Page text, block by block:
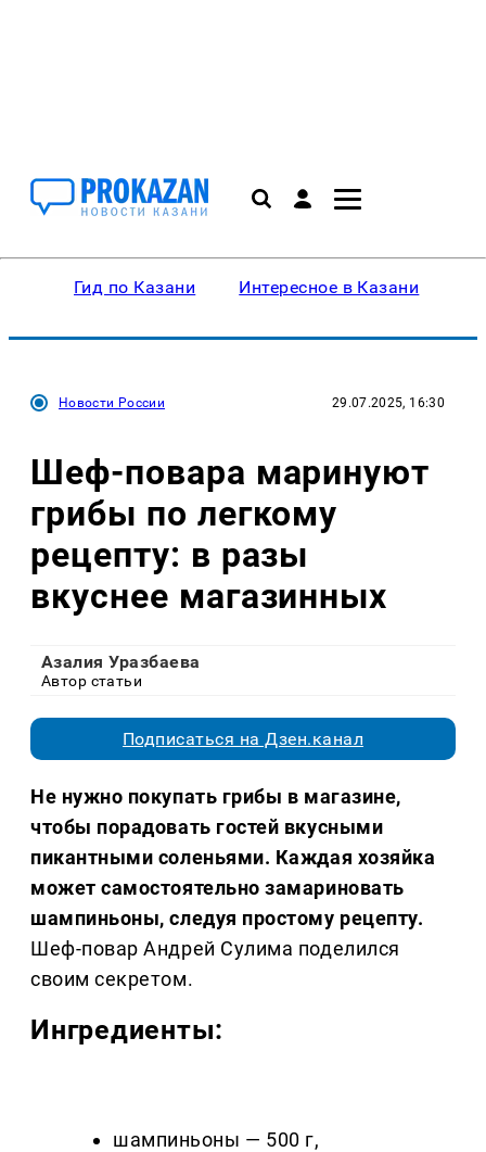
Гид по Казани Интересное в Казани
Новости России 29.07.2025, 16:30
Шеф-повара маринуют
грибы по легкому
рецепту: в разы
вкуснее магазинных
Азалия Уразбаева
Автор статьи
Подписаться на Дзен.канал
Не нужно покупать грибы в магазине,
чтобы порадовать гостей вкусными
пикантными соленьями. Каждая хозяйка
может самостоятельно замариновать
шампиньоны, следуя простому рецепту.
Шеф-повар Андрей Сулима поделился
своим секретом.
Ингредиенты:
шампиньоны — 500 г,